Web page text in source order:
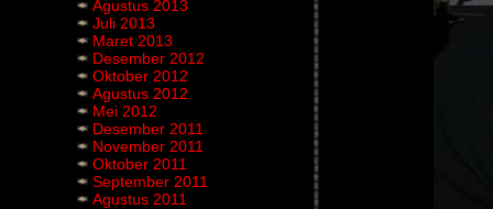
Agustus 2013
Juli 2013
Maret 2013
Desember 2012
Oktober 2012
Agustus 2012
Mei 2012
Desember 2011
November 2011
Oktober 2011
September 2011
Agustus 2011